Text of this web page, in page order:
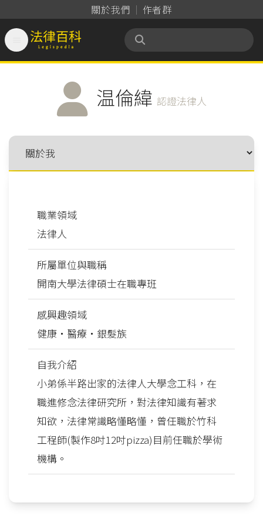
關於我們 作者群
法律百科 Legispedia
温倫緯 認證法律人
職業領域
法律人
所屬單位與職稱
開南大學法律碩士在職專班
感興趣領域
健康‧醫療‧銀髮族
自我介紹
小弟係半路出家的法律人大學念工科，在
職進修念法律研究所，對法律知識有著求
知欲，法律常識略懂略懂，曾任職於竹科
工程師(製作8吋12吋pizza)目前任職於學術
機構。